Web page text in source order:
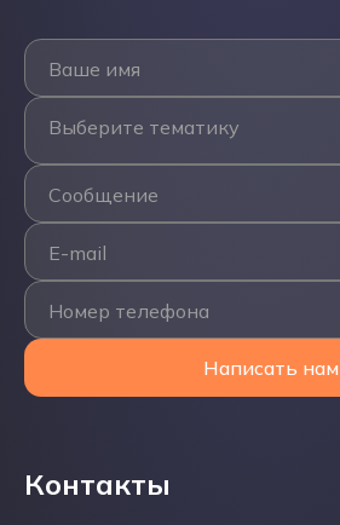
Ваше имя
Выберите тематику
Сообщение
E-mail
Номер телефона
Написать нам
Контакты